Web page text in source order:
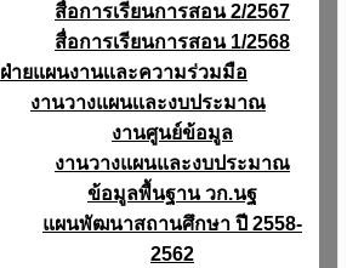
สื่อการเรียนการสอน 2/2567
สื่อการเรียนการสอน 1/2568
ฝ่ายแผนงานเเละความร่วมมือ
งานวางแผนเเละงบประมาณ
งานศูนย์ข้อมูล
งานวางแผนและงบประมาณ
ข้อมูลพื้นฐาน วก.นฐ
แผนพัฒนาสถานศึกษา ปี 2558-
2562